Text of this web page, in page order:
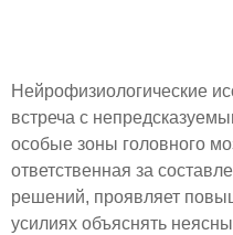
Нейрофизиологические
встреча с
особые зоны головного
ответственная за
решений, проявляет
усилиях объяснять